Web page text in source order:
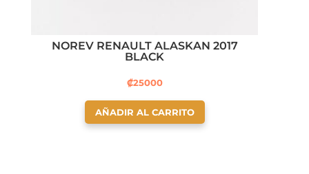
NOREV RENAULT ALASKAN 2017
BLACK
₡25000
AÑADIR AL CARRITO